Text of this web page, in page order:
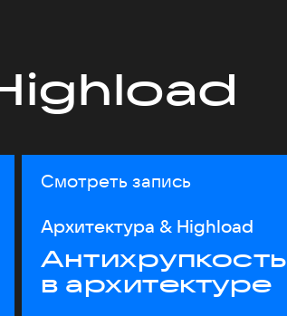
Смотреть запись
Архитектура & Highload
Антихрупкость
в архитектуре